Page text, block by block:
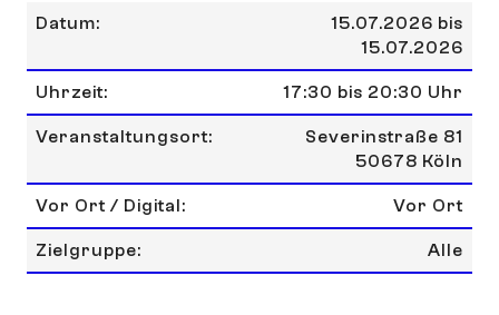
Datum:
15.07.2026 bis
15.07.2026
Uhrzeit: 17:30 bis 20:30 Uhr
Veranstaltungsort:
Severinstraße 81
50678 Köln
Vor Ort / Digital: Vor Ort
Zielgruppe: Alle